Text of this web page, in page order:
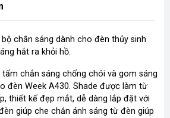
chắn sáng dành cho đèn thủy sinh
hắt ra khỏi hồ.
tấm chắn sáng chống chói và gom sáng
đèn Week A430. Shade được làm từ
thiết kế đẹp mắt, dễ dàng lắp đặt với
giúp che chắn ánh sáng từ đèn giúp